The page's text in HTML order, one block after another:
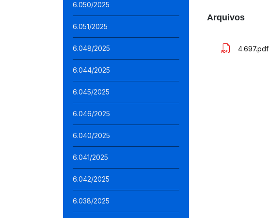
6.050/2025
6.051/2025
6.048/2025
6.044/2025
6.045/2025
6.046/2025
6.040/2025
6.041/2025
6.042/2025
6.038/2025
Arquivos
4.697.pdf